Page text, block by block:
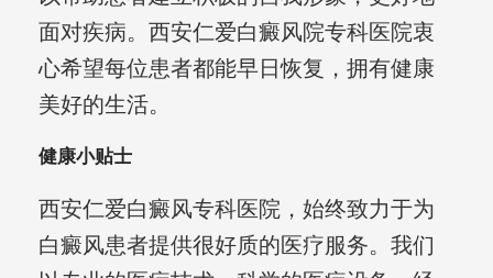
面对疾病。西安仁爱白癜风院专科医院衷
心希望每位患者都能早日恢复，拥有健康
美好的生活。
健康小贴士
西安仁爱白癜风专科医院，始终致力于为
白癜风患者提供很好质的医疗服务。我们